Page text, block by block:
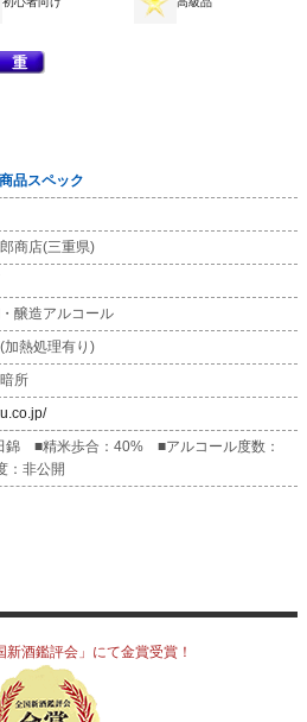
商品スペック
商店(三重県)
醸造アルコール
加熱処理有り)
所
■精米歩合：40% ■アルコール度数：
非公開
新酒鑑評会」にて金賞受賞！